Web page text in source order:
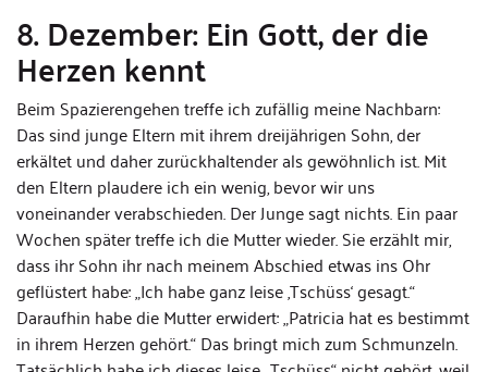
8. Dezember: Ein Gott, der die
Herzen kennt
Beim Spazierengehen treffe ich zufällig meine Nachbarn:
Das sind junge Eltern mit ihrem dreijährigen Sohn, der
erkältet und daher zurückhaltender als gewöhnlich ist. Mit
den Eltern plaudere ich ein wenig, bevor wir uns
voneinander verabschieden. Der Junge sagt nichts. Ein paar
Wochen später treffe ich die Mutter wieder. Sie erzählt mir,
dass ihr Sohn ihr nach meinem Abschied etwas ins Ohr
geflüstert habe: „Ich habe ganz leise ‚Tschüss‘ gesagt.“
Daraufhin habe die Mutter erwidert: „Patricia hat es bestimmt
in ihrem Herzen gehört.“ Das bringt mich zum Schmunzeln.